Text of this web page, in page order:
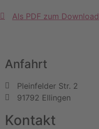
Als PDF zum Download
Anfahrt
Pleinfelder Str. 2
91792 Ellingen
Kontakt